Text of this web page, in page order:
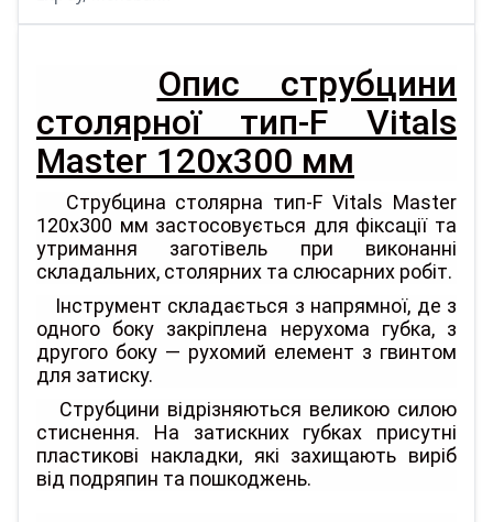
Опис струбцини
столярної тип-F Vitals
Master 120х300 мм
Струбцина столярна тип-F Vitals Master
120х300 мм застосовується для фіксації та
утримання заготівель при виконанні
складальних, столярних та слюсарних робіт.
Інструмент складається з напрямної, де з
одного боку закріплена нерухома губка, з
другого боку — рухомий елемент з гвинтом
для затиску.
Струбцини відрізняються великою силою
стиснення. На затискних губках присутні
пластикові накладки, які захищають виріб
від подряпин та пошкоджень.